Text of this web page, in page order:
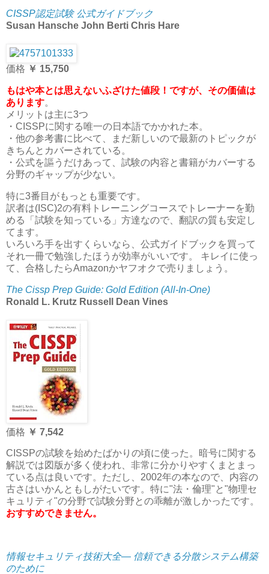
CISSP認定試験 公式ガイドブック
Susan Hansche John Berti Chris Hare
価格 ￥ 15,750
もはや本とは思えないふざけた値段！ですが、その価値は
あります。
メリットは主に3つ
・CISSPに関する唯一の日本語でかかれた本。
・他の参考書に比べて、まだ新しいので最新のトピックが
きちんとカバーされている。
・公式を謳うだけあって、試験の内容と書籍がカバーする
分野のギャップが少ない。
特に3番目がもっとも重要です。
訳者は(ISC)2の有料トレーニングコースでトレーナーを勤
める「試験を知っている」方達なので、翻訳の質も安定し
てます。
いろいろ手を出すくらいなら、公式ガイドブックを買って
それ一冊で勉強したほうが効率がいいです。
キレイに使っ
て、合格したらAmazonかヤフオクで売りましょう。
The Cissp Prep Guide: Gold Edition (All-In-One)
Ronald L. Krutz Russell Dean Vines
価格 ￥ 7,542
CISSPの試験を始めたばかりの頃に使った。暗号に関する
解説では図版が多く使われ、非常に分かりやすくまとまっ
ている点は良いです。ただし、2002年の本なので、内容の
古さはいかんともしがたいです。特に"法・倫理"と"物理セ
キュリティ"の分野で試験分野との乖離が激しかったです。
おすすめできません。
情報セキュリティ技術大全― 信頼できる分散システム構築
のために